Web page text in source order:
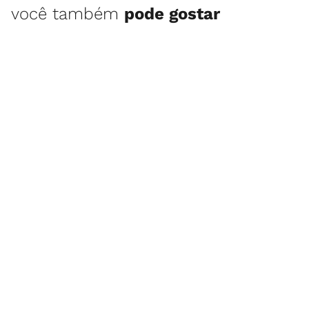
você também pode gostar